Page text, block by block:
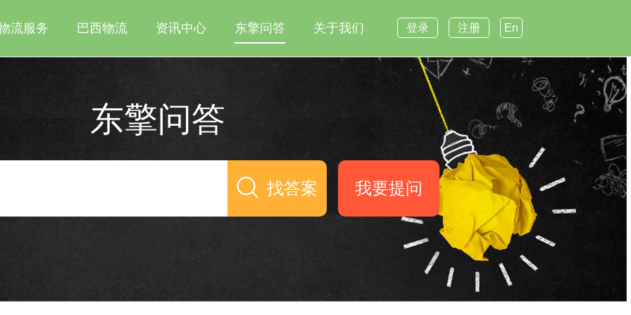
流服务 巴西物流 资讯中心 东擎问答 关于我们 登录 注册 En
东擎问答
找答案 我要提问